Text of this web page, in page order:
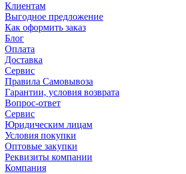
Клиентам
Выгодное предложение
Как оформить заказ
Блог
Оплата
Доставка
Сервис
Правила Самовывоза
Гарантии, условия возврата
Вопрос-ответ
Сервис
Юридическим лицам
Условия покупки
Оптовые закупки
Реквизиты компании
Компания